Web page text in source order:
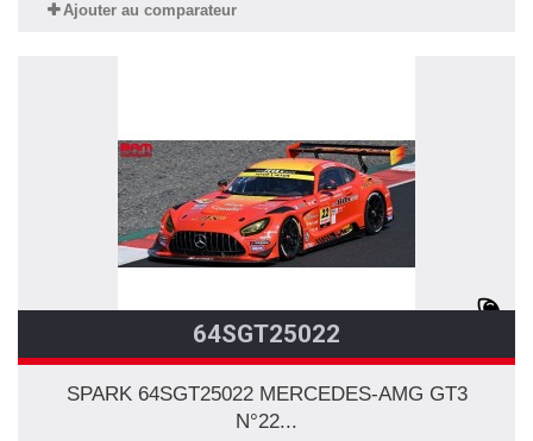
Ajouter au comparateur
64SGT25022
SPARK 64SGT25022 MERCEDES-AMG GT3
N°22...